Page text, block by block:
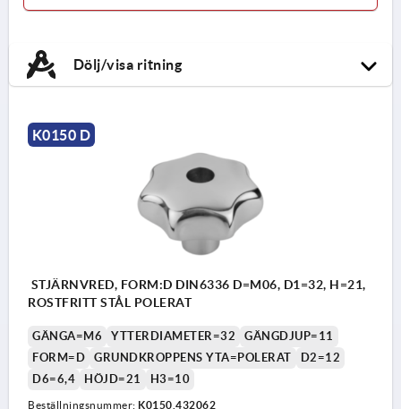
Dölj/visa ritning
K0150 D
STJÄRNVRED, FORM:D DIN6336 D=M06, D1=32, H=21,
ROSTFRITT STÅL POLERAT
GÄNGA=M6 YTTERDIAMETER=32
GÄNGDJUP=11
FORM=D
GRUNDKROPPENS YTA=POLERAT
D2=12
D6=6,4
HÖJD=21 H3=10
Beställningsnummer: K0150.432062